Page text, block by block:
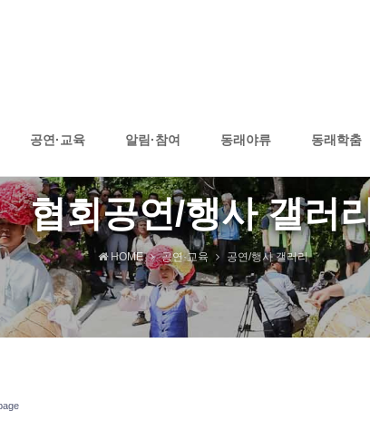
공연·교육 알림·참여 동래야류 동래학춤
협회공연/행사 갤러
HOME 공연·교육 공연/행사 갤러리